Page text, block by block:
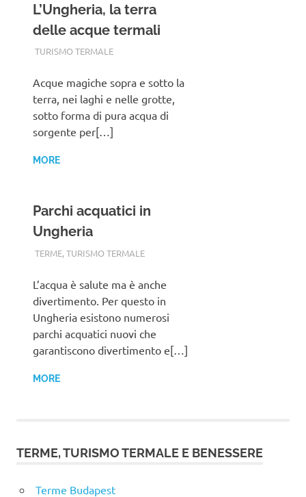
L’Ungheria, la terra
delle acque termali
TERMALFURDOK.COM
TURISMO TERMALE
Acque magiche sopra e sotto la
terra, nei laghi e nelle grotte,
sotto forma di pura acqua di
sorgente per[…]
MORE
Parchi acquatici in
Ungheria
TERMALFURDOK.COM
TERME,TURISMO TERMALE
L’acqua è salute ma è anche
divertimento. Per questo in
Ungheria esistono numerosi
parchi acquatici nuovi che
garantiscono divertimento e[…]
MORE
TERME, TURISMO TERMALE E BENESSERE
Terme Budapest